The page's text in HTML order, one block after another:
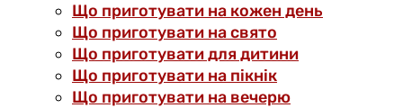
Що приготувати на кожен день
Що приготувати на свято
Що приготувати для дитини
Що приготувати на пікнік
Що приготувати на вечерю